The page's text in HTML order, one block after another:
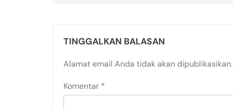
TINGGALKAN BALASAN
Alamat email Anda tidak akan dipublikasikan.
Komentar *